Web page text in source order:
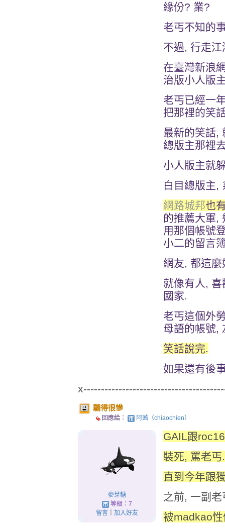
緣份? 業?
老丐不知的
不過, 行走
在臺灣新浪
治版小人版
老丐已經一
把那裡的笑
最新的笑話,
總版主那裡
小人版主就
白目總版主,
網路城邦也
的推薦大軍,
用那個帳號
小二的留言
網友, 都這
就像有人,
國家.
老丐這個外
母語的帳號,
笑話說完.
如果還有後
騙得很慘
回應給： 阿茜（chiaochien）
麥芽糖
等級：7
留言｜ 加入好友
GAIL跟
裝死, 罵老丐.
直到今年跟
之前, 一副
被madkao